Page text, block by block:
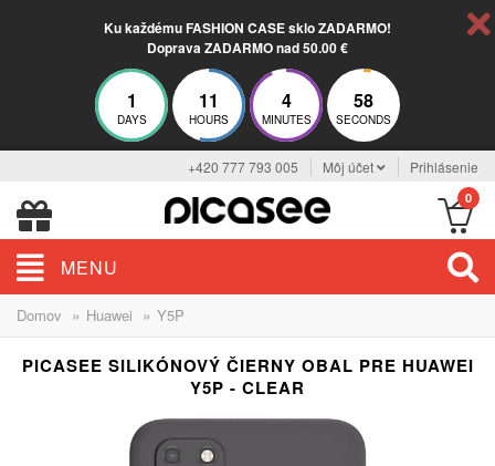
Ku každému FASHION CASE sklo ZADARMO!
Doprava ZADARMO nad 50.00 €
1
DAYS
11
HOURS
4
MINUTES
57
SECONDS
+420 777 793 005 Môj účet Prihlásenie
0
MENU
Domov » Huawei » Y5P
PICASEE SILIKÓNOVÝ ČIERNY OBAL PRE HUAWEI
Y5P - CLEAR